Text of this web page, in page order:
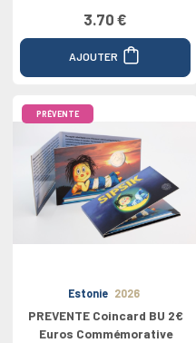
3.70 €
AJOUTER
PRÉVENTE
Estonie 2026
PREVENTE Coincard BU 2€
Euros Commémorative